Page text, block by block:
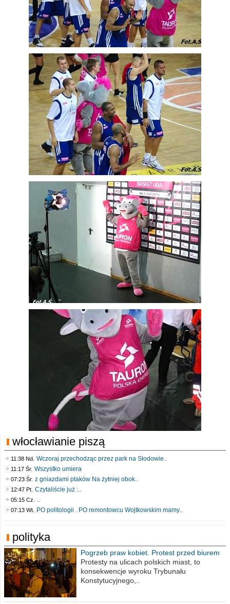
włocławianie piszą
11:38 Nd. Wczoraj przechodząc przez park na Słodowie..
11:17 Śr. Wszystko umiera
07:23 Śr. z gniazdami ptaków Na żytniej obok..
12:47 Pt. Czytaliście już :..
05:15 Cz. ..
07:13 Wt. PO politologii . PO remontowcu Wojtkowskim mamy..
polityka
Pogrzeb praw kobiet. Protest przed biurem
poselskim PiS
Protesty na ulicach polskich miast, to
konsekwencje wyroku Trybunału
Konstytucyjnego,..